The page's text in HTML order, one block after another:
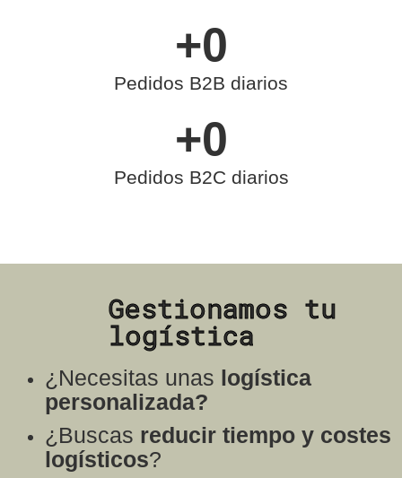
Pedidos B2B diarios
+0
Pedidos B2C diarios
+0
Gestionamos tu
logística
¿Necesitas unas logística
personalizada?
¿Buscas reducir tiempo y costes
logísticos?